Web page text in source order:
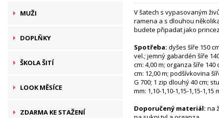
MUŽI
DOPLŇKY
ŠKOLA ŠITÍ
LOOK MĚSÍCE
ZDARMA KE STAŽENÍ
V šatech s vypasovaným
ramena a s dlouhou
budete připadat jako
Spotřeba: dyšes šíře 150
vel.; jemný gabardén šíře
cm: 4,00 m; organza šíře 140
cm: 12,00 m; podšívkovina
G 700; 1 zip dlouhý 40 cm;
mm: 1,10-1,10-1,15-1,15-1,15
Doporučený materiál: na